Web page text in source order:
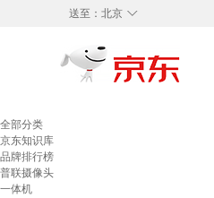
◇
送至： 北京
全部分类
京东知识库
品牌排行榜
普联摄像头
一体机